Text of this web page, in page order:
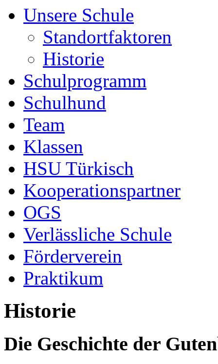
Unsere Schule
Standortfaktoren
Historie
Schulprogramm
Schulhund
Team
Klassen
HSU Türkisch
Kooperationspartner
OGS
Verlässliche Schule
Förderverein
Praktikum
Historie
Die Geschichte der